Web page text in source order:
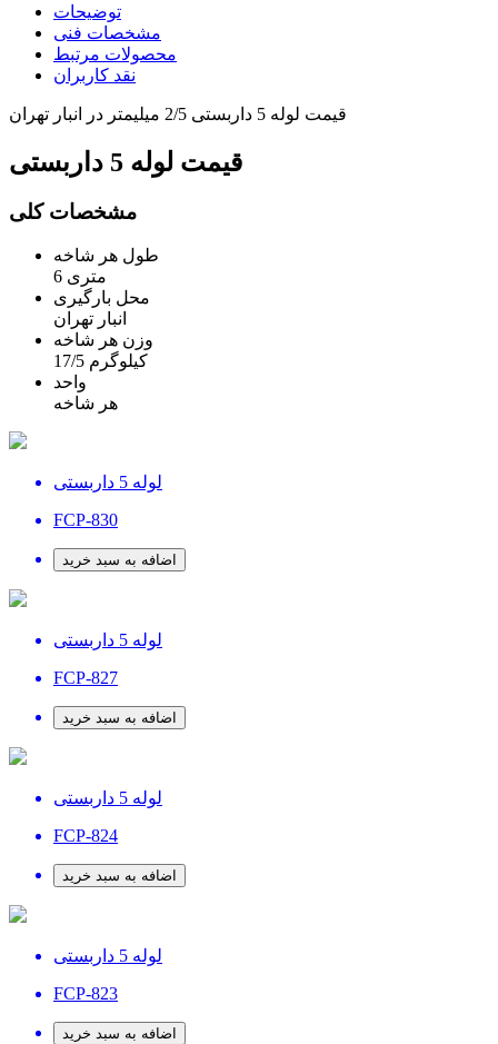
توضیحات
مشخصات فنی
محصولات مرتبط
نقد کاربران
قیمت لوله 5 داربستی 2/5 میلیمتر در انبار تهران
قیمت لوله 5 داربستی
مشخصات کلی
طول هر شاخه
6 متری
محل بارگیری
انبار تهران
وزن هر شاخه
17/5 کیلوگرم
واحد
هر شاخه
لوله 5 داربستی
FCP-830
اضافه به سبد خرید
لوله 5 داربستی
FCP-827
اضافه به سبد خرید
لوله 5 داربستی
FCP-824
اضافه به سبد خرید
لوله 5 داربستی
FCP-823
اضافه به سبد خرید